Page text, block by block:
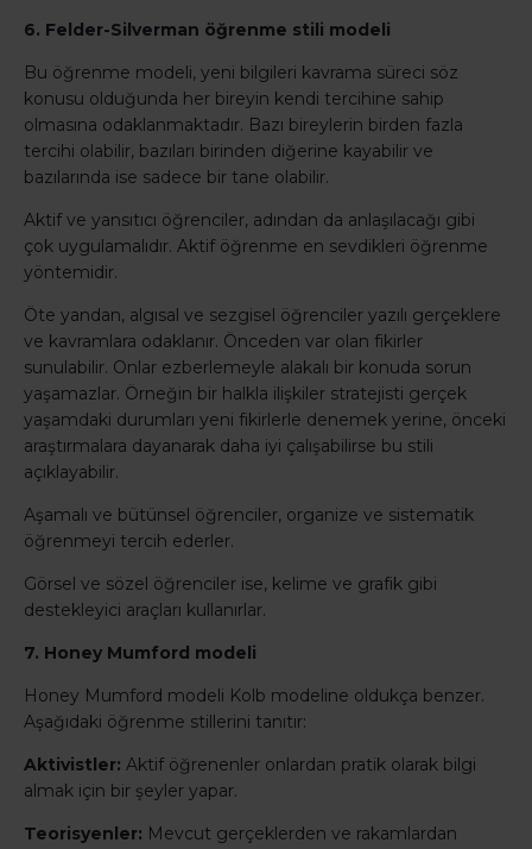
6. Felder-Silverman öğrenme stili modeli
Bu öğrenme modeli, yeni bilgileri kavrama süreci söz
konusu olduğunda her bireyin kendi tercihine sahip
olmasına odaklanmaktadır. Bazı bireylerin birden fazla
tercihi olabilir, bazıları birinden diğerine kayabilir ve
bazılarında ise sadece bir tane olabilir.
Aktif ve yansıtıcı öğrenciler, adından da anlaşılacağı gibi
çok uygulamalıdır. Aktif öğrenme en sevdikleri öğrenme
yöntemidir.
Öte yandan, algısal ve sezgisel öğrenciler yazılı gerçeklere
ve kavramlara odaklanır. Önceden var olan fikirler
sunulabilir. Onlar ezberlemeyle alakalı bir konuda sorun
yaşamazlar. Örneğin bir halkla ilişkiler stratejisti gerçek
yaşamdaki durumları yeni fikirlerle denemek yerine, önceki
araştırmalara dayanarak daha iyi çalışabilirse bu stili
açıklayabilir.
Aşamalı ve bütünsel öğrenciler, organize ve sistematik
öğrenmeyi tercih ederler.
Görsel ve sözel öğrenciler ise, kelime ve grafik gibi
destekleyici araçları kullanırlar.
7. Honey Mumford modeli
Honey Mumford modeli Kolb modeline oldukça benzer.
Aşağıdaki öğrenme stillerini tanıtır:
Aktivistler: Aktif öğrenenler onlardan pratik olarak bilgi
almak için bir şeyler yapar.
Teorisyenler: Mevcut gerçeklerden ve rakamlardan